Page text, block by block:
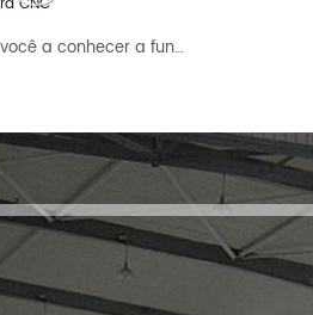
liga de alumínio, cobre,
etc., sendo uma
Personalize as
num só lugar. solução.
Esta linha inclui
dispositivo de
alimentação
automática, prensa
pneumática JH21
personalizada e outros
RONGWIN guia você a conhecer a função de EP-D 30T1200 SYNTEC 73BA prensa dobradeira CNC